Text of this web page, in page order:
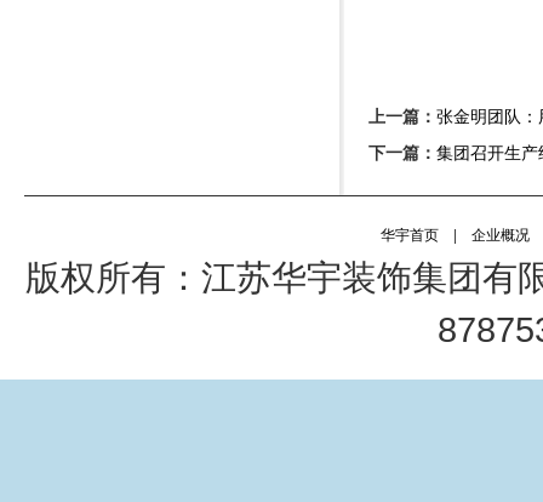
上一篇： 张金明团队：
下一篇： 集团召开生产
华宇首页 企业概况
版权所有：江苏华宇装饰集团